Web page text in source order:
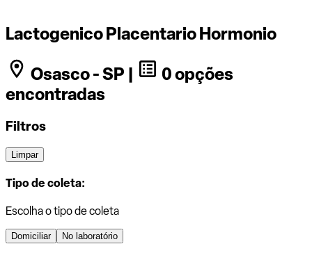
Lactogenico Placentario Hormonio
Osasco - SP |
0 opções
encontradas
Filtros
Limpar
Tipo de coleta:
Escolha o tipo de coleta
Domiciliar No laboratório